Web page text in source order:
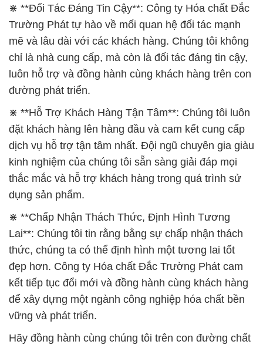
⋇ **Đối Tác Đáng Tin Cậy**: Công ty Hóa chất Đắc
Trường Phát tự hào về mối quan hệ đối tác mạnh
mẽ và lâu dài với các khách hàng. Chúng tôi không
chỉ là nhà cung cấp, mà còn là đối tác đáng tin cậy,
luôn hỗ trợ và đồng hành cùng khách hàng trên con
đường phát triển.
⋇ **Hỗ Trợ Khách Hàng Tận Tâm**: Chúng tôi luôn
đặt khách hàng lên hàng đầu và cam kết cung cấp
dịch vụ hỗ trợ tận tâm nhất. Đội ngũ chuyên gia giàu
kinh nghiệm của chúng tôi sẵn sàng giải đáp mọi
thắc mắc và hỗ trợ khách hàng trong quá trình sử
dụng sản phẩm.
⋇ **Chấp Nhận Thách Thức, Định Hình Tương
Lai**: Chúng tôi tin rằng bằng sự chấp nhận thách
thức, chúng ta có thể định hình một tương lai tốt
đẹp hơn. Công ty Hóa chất Đắc Trường Phát cam
kết tiếp tục đổi mới và đồng hành cùng khách hàng
để xây dựng một ngành công nghiệp hóa chất bền
vững và phát triển.
Hãy đồng hành cùng chúng tôi trên con đường chất